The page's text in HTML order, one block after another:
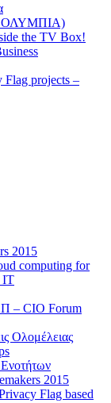
ΟΛΥΜΠΙΑ)
the TV Box!
Flag projects –
2015
computing for
IT
– CIO Forum
Ολομέλειας
2015
Flag based